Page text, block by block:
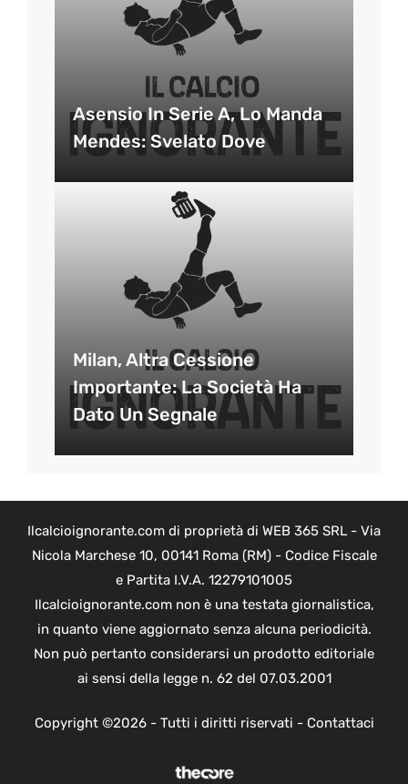
Asensio In Serie A, Lo Manda
Mendes: Svelato Dove
Milan, Altra Cessione
Importante: La Società Ha
Dato Un Segnale
Ilcalcioignorante.com di proprietà di WEB 365 SRL - Via
Nicola Marchese 10, 00141 Roma (RM) - Codice Fiscale
e Partita I.V.A. 12279101005
Ilcalcioignorante.com non è una testata giornalistica,
in quanto viene aggiornato senza alcuna periodicità.
Non può pertanto considerarsi un prodotto editoriale
ai sensi della legge n. 62 del 07.03.2001
Copyright ©2026 - Tutti i diritti riservati - Contattaci